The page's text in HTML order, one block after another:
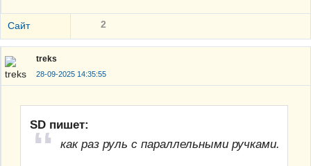
Сайт 2
treks
28-09-2025 14:35:55
SD пишет:
как раз руль с параллельными ручками.